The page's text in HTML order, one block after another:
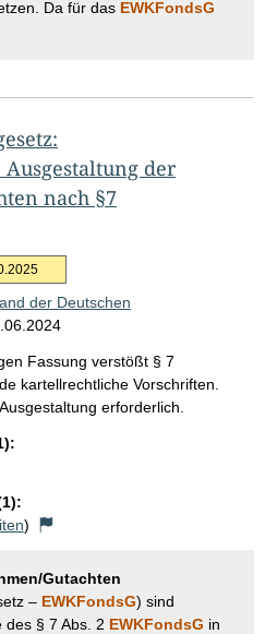
Da für das EWKFondsG
der
nach §7
der Deutschen
Fassung verstößt § 7
kartellrechtliche Vorschriften.
erforderlich.
)
Gutachten
– EWKFondsG) sind
§ 7 Abs. 2 EWKFondsG in